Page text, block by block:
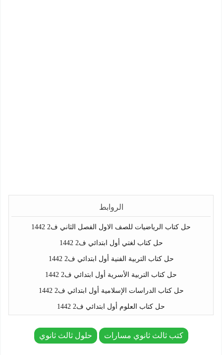
الروابط
حل كتاب الرياضيات للصف الاول الفصل الثاني ف2 1442
حل كتاب لغتي أول ابتدائي ف2 1442
حل كتاب التربية الفنية أول ابتدائي ف2 1442
حل كتاب التربية الأسرية أول ابتدائي ف2 1442
حل كتاب الدراسات الإسلامية أول ابتدائي ف2 1442
حل كتاب العلوم أول ابتدائي ف2 1442
كتب ثالث ثانوي مسارات حلول ثالث ثانوي